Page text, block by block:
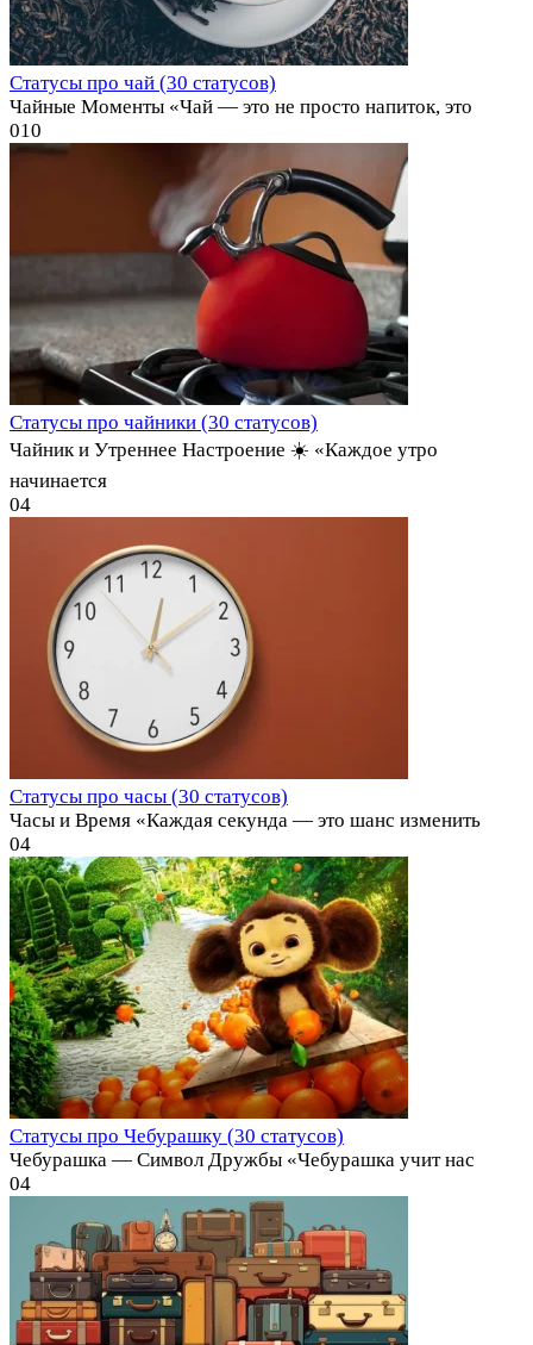
Статусы про чай (30 статусов)
Чайные Моменты «Чай — это не просто напиток, это
010
Статусы про чайники (30 статусов)
Чайник и Утреннее Настроение ☀️ «Каждое утро
начинается
04
Статусы про часы (30 статусов)
Часы и Время «Каждая секунда — это шанс изменить
04
Статусы про Чебурашку (30 статусов)
Чебурашка — Символ Дружбы «Чебурашка учит нас
04